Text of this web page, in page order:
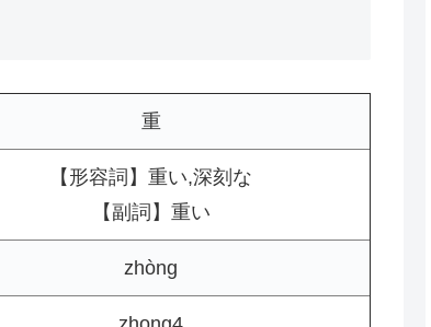
重
【形容詞】重い,深刻な
【副詞】重い
zhòng